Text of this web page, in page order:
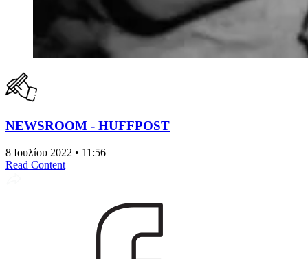
NEWSROOM - HUFFPOST
8 Ιουλίου 2022 • 11:56
Read Content